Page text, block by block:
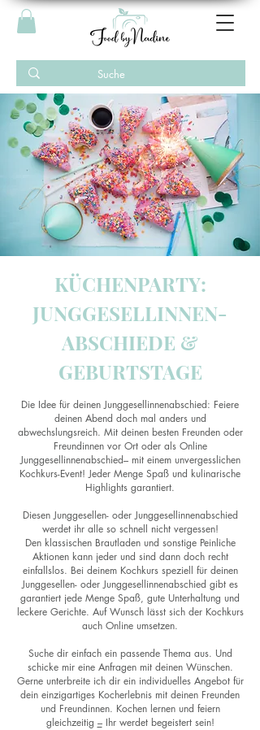
KÜCHENPARTY:
JUNGGESELLINNEN-
ABSCHIEDE &
GEBURTSTAGE
Die Idee für deinen Junggesellinnenabschied: Feiere
deinen Abend doch mal anders und
abwechslungsreich. Mit deinen besten Freunden oder
Freundinnen vor Ort oder als Online
Junggesellinnenabschied– mit einem unvergesslichen
Kochkurs-Event! Jeder Menge Spaß und kulinarische
Highlights garantiert.
Diesen Junggesellen- oder Junggesellinnenabschied
werdet ihr alle so schnell nicht vergessen!
Den klassischen Brautladen und sonstige Peinliche
Aktionen kann jeder und sind dann doch recht
einfallslos. Bei deinem Kochkurs speziell für deinen
Junggesellen- oder Junggesellinnenabschied gibt es
garantiert jede Menge Spaß, gute Unterhaltung und
leckere Gerichte. Auf Wunsch lässt sich der Kochkurs
auch Online umsetzen.
Suche dir einfach ein passende Thema aus. Und
schicke mir eine Anfragen mit deinen Wünschen.
Gerne unterbreite ich dir ein individuelles Angebot für
dein einzigartiges Kocherlebnis mit deinen Freunden
und Freundinnen. Kochen lernen und feiern
gleichzeitig –Ihr werdet begeistert sein!